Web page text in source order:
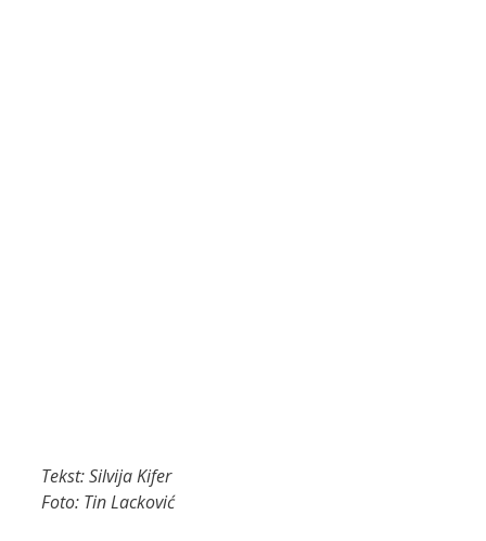
Tekst: Silvija Kifer
Foto: Tin Lacković